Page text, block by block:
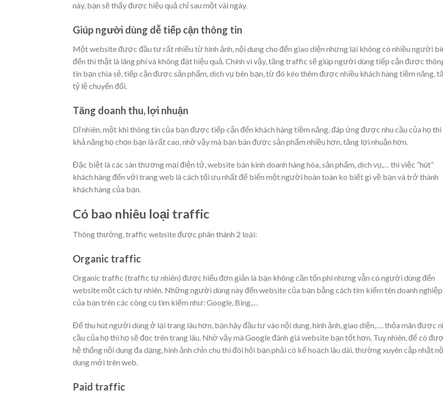
này, bạn sẽ thấy được hiệu quả chỉ sau một vài ngày.
Giúp người dùng dễ tiếp cận thông tin
Một website được đầu tư rất nhiều từ hình ảnh, nội dung cho đến giao diện nhưng lại không có nhiều người
đến thì thật là lãng phí và không đạt hiệu quả. Chính vì vậy, tăng traffic sẽ giúp người dùng tiếp cận được
tin bạn chia sẻ, tiếp cận được sản phẩm, dịch vụ bên bạn, từ đó kéo thêm được nhiều khách hàng tiềm năng,
tỷ lệ chuyển đổi.
Tăng doanh thu, lợi nhuận
Dĩ nhiên, một khi thông tin của bạn được tiếp cận đến khách hàng tiềm năng, đáp ứng được nhu cầu của họ thì
khả năng họ chọn bạn là rất cao, nhờ vậy mà bạn bán được sản phẩm nhiều hơn, tăng lợi nhuận hơn.
Đặc biệt là các sàn thương mại điện tử, website bán kinh doanh hàng hóa, sản phẩm, dịch vụ,… thì việc “hút”
khách hàng đến với trang web là cách tối ưu nhất để biến một người hoàn toàn ko biết gì về bạn và trở thành
khách hàng của bạn.
Có bao nhiêu loại traffic
Thông thường, traffic website được phân thành 2 loại:
Organic traffic
Organic traffic (traffic tự nhiên) được hiểu đơn giản là bạn không cần tốn phí nhưng vẫn có người dùng đến
website một cách tự nhiên. Những người dùng này đến website của bạn bằng cách tìm kiếm tên doanh nghiệp
của bạn trên các công cụ tìm kiếm như: Google, Bing,…
Để thu hút người dùng ở lại trang lâu hơn, bạn hãy đầu tư vào nội dung, hình ảnh, giao diện,…. thỏa mãn được
cầu của họ thì họ sẽ đọc trên trang lâu. Nhờ vậy mà Google đánh giá website bạn tốt hơn. Tuy nhiên, để có
hệ thống nội dung đa dạng, hình ảnh chỉn chu thì đòi hỏi bạn phải có kế hoạch lâu dài, thường xuyên cập nhật
dung mới trên web.
Paid traffic